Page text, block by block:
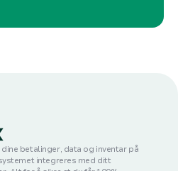
betalinger, data og inventar på
integreres med ditt